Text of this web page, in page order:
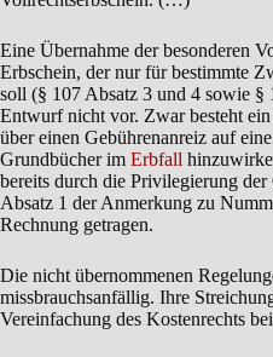
Eine Übernahme der besonderen
Erbschein, der nur für bestimmte
soll (§ 107 Absatz 3 und 4 sowie §
Entwurf nicht vor. Zwar besteht ein
über einen Gebührenanreiz auf
Grundbücher im Erbfall
bereits durch die Privilegierung
Absatz 1 der Anmerkung zu
Rechnung getragen.
Die nicht übernommenen
missbrauchsanfällig. Ihre
Vereinfachung des Kostenrechts